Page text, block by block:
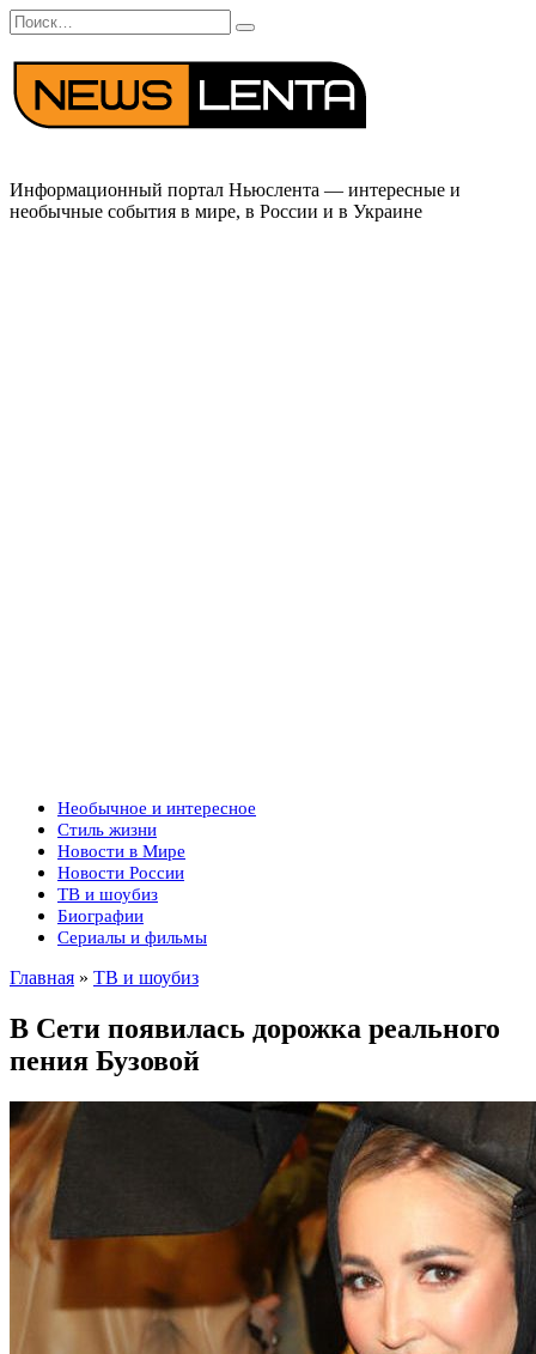
Перейти
к
содержанию
Search
for:
Информационный портал Ньюслента — интересные и
необычные события в мире, в России и в Украине
Необычное и интересное
Стиль жизни
Новости в Мире
Новости России
ТВ и шоубиз
Биографии
Сериалы и фильмы
Главная » ТВ и шоубиз
В Сети появилась дорожка реального
пения Бузовой